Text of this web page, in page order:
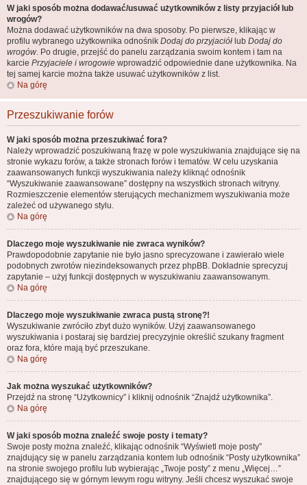
W jaki sposób można dodawać/usuwać użytkowników z listy przyjaciół lub
wrogów?
Można dodawać użytkowników na dwa sposoby. Po pierwsze, klikając w
profilu wybranego użytkownika odnośnik Dodaj do przyjaciół lub Dodaj do
wrogów. Po drugie, przejść do panelu zarządzania swoim kontem i tam na
karcie Przyjaciele i wrogowie wprowadzić odpowiednie dane użytkownika. Na
tej samej karcie można także usuwać użytkowników z list.
Na górę
Przeszukiwanie forów
W jaki sposób można przeszukiwać fora?
Należy wprowadzić poszukiwaną frazę w pole wyszukiwania znajdujące się na
stronie wykazu forów, a także stronach forów i tematów. W celu uzyskania
zaawansowanych funkcji wyszukiwania należy kliknąć odnośnik
“Wyszukiwanie zaawansowane” dostępny na wszystkich stronach witryny.
Rozmieszczenie elementów sterujących mechanizmem wyszukiwania może
zależeć od używanego stylu.
Na górę
Dlaczego moje wyszukiwanie nie zwraca wyników?
Prawdopodobnie zapytanie nie było jasno sprecyzowane i zawierało wiele
podobnych zwrotów niezindeksowanych przez phpBB. Dokładnie sprecyzuj
zapytanie – użyj funkcji dostępnych w wyszukiwaniu zaawansowanym.
Na górę
Dlaczego moje wyszukiwanie zwraca pustą stronę?!
Wyszukiwanie zwróciło zbyt dużo wyników. Użyj zaawansowanego
wyszukiwania i postaraj się bardziej precyzyjnie określić szukany fragment
oraz fora, które mają być przeszukane.
Na górę
Jak można wyszukać użytkowników?
Przejdź na stronę “Użytkownicy” i kliknij odnośnik “Znajdź użytkownika”.
Na górę
W jaki sposób można znaleźć swoje posty i tematy?
Swoje posty można znaleźć, klikając odnośnik “Wyświetl moje posty”
znajdujący się w panelu zarządzania kontem lub odnośnik “Posty użytkownika”
na stronie swojego profilu lub wybierając „Twoje posty” z menu „Więcej…”
znajdującego się w górnym lewym rogu witryny. Jeśli chcesz wyszukać swoje